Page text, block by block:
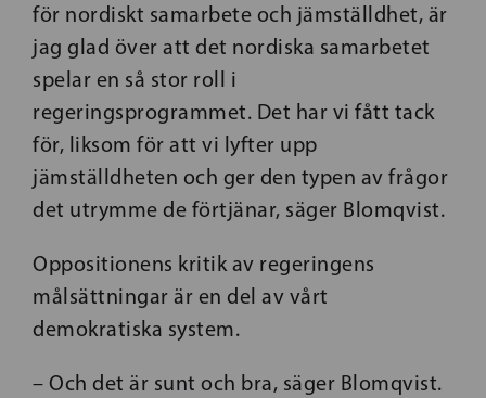
för nordiskt samarbete och jämställdhet, är
jag glad över att det nordiska samarbetet
spelar en så stor roll i
regeringsprogrammet. Det har vi fått tack
för, liksom för att vi lyfter upp
jämställdheten och ger den typen av frågor
det utrymme de förtjänar, säger Blomqvist.
Oppositionens kritik av regeringens
målsättningar är en del av vårt
demokratiska system.
– Och det är sunt och bra, säger Blomqvist.